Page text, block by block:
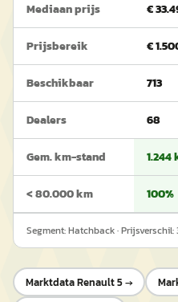
Mediaan prijs €
Prijsbereik €
Beschikbaar 713
Dealers 68
Gem. km-stand 1.244
< 80.000 km 100%
Segment:Hatchback· Prijsverschil:
MarktdataRenault 5→